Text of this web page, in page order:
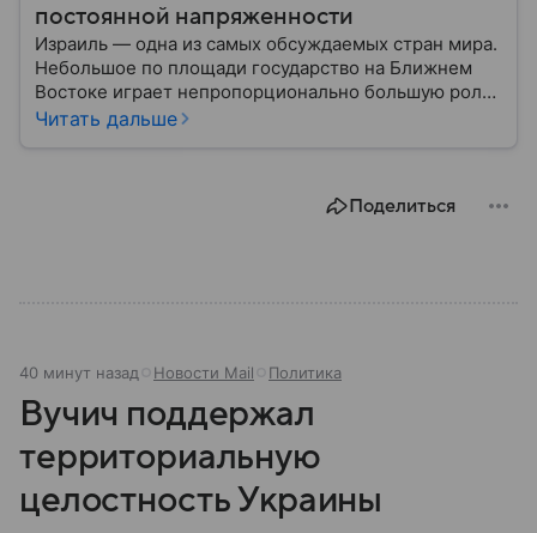
постоянной напряженности
Израиль — одна из самых обсуждаемых стран мира.
Небольшое по площади государство на Ближнем
Востоке играет непропорционально большую роль
в международной политике, безопасности и
Читать дальше
Поделиться
40 минут назад Новости Mail Политика
Вучич поддержал
территориальную
целостность Украины